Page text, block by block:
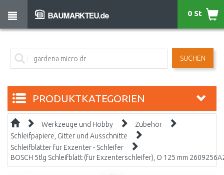
SUCHEN
0 St
PRODUKTKATEGORIEN
Werkzeuge und Hobby
Zubehör
Schleifpapiere, Gitter und Ausschnitte
Schleifblätter für Exzenter - Schleifer
BOSCH 5tlg Schleifblatt (für Exzenterschleifer), O 125 mm